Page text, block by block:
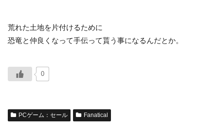
荒れた土地を片付けるために
恐竜と仲良くなって手伝って貰う事になるんだとか。
0
PCゲーム：セール Fanatical